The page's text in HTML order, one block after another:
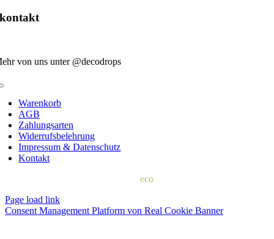
kontakt
von uns unter @decodrops
Warenkorb
AGB
Zahlungsarten
Widerrufsbelehrung
Impressum & Datenschutz
Kontakt
eco
Page load link
Consent Management Platform von Real Cookie Banner